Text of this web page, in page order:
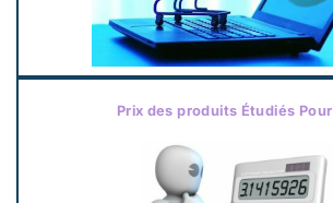
Prix des produits Étudiés